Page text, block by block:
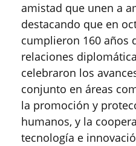
amistad que unen a
destacando que en
cumplieron 160 años
relaciones
celebraron los
conjunto en áreas
la promoción y
humanos, y la
tecnología e